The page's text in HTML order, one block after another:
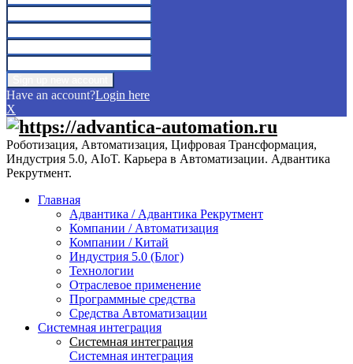
Have an account?Login here
X
Роботизация, Автоматизация, Цифровая Трансформация,
Индустрия 5.0, AIoT. Карьера в Автоматизации. Адвантика
Рекрутмент.
Главная
Адвантика / Адвантика Рекрутмент
Компании / Автоматизация
Компании / Китай
Индустрия 5.0 (Блог)
Технологии
Отраслевое применение
Программные средства
Средства Автоматизации
Системная интеграция
Системная интеграция
Системная интеграция